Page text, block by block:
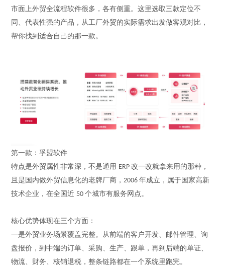
市面上外贸全流程软件很多，各有侧重。这里选取三款定位不
同、代表性强的产品，从工厂外贸的实际需求出发做客观对比，
帮你找到适合自己的那一款。
第一款：孚盟软件
特点是外贸属性非常深，不是通用 ERP 改一改就拿来用的那种 ，
且是国内做外贸信息化的老牌厂商， 2006年成立，属于国家高新
技术企业，在全国近 50个城市有服务网点。
核心优势体现在三个方面：
一是外贸业务场景覆盖完整。从前端的客户开发、邮件管理、询
盘报价，到中端的订单、采购、生产、跟单，再到后端的单证、
物流、财务、核销退税，整条链路都在一个系统里跑完。